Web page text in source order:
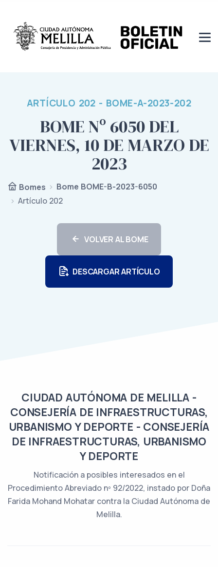
ARTÍCULO 202 - BOME-A-2023-202
BOME Nº 6050 DEL
VIERNES, 10 DE MARZO DE
2023
Bomes
Bome BOME-B-2023-6050
Artículo 202
VOLVER AL BOME
DESCARGAR ARTÍCULO
CIUDAD AUTÓNOMA DE MELILLA -
CONSEJERÍA DE INFRAESTRUCTURAS,
URBANISMO Y DEPORTE - CONSEJERÍA
DE INFRAESTRUCTURAS, URBANISMO
Y DEPORTE
Notificación a posibles interesados en el
Procedimiento Abreviado nº 92/2022, instado por Doña
Farida Mohand Mohatar contra la Ciudad Autónoma de
Melilla.